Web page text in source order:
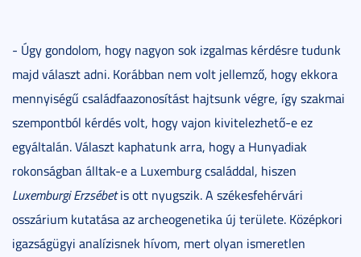
- Úgy gondolom, hogy nagyon sok izgalmas kérdésre tudunk
majd választ adni. Korábban nem volt jellemző, hogy ekkora
mennyiségű családfaazonosítást hajtsunk végre, így szakmai
szempontból kérdés volt, hogy vajon kivitelezhető-e ez
egyáltalán. Választ kaphatunk arra, hogy a Hunyadiak
rokonságban álltak-e a Luxemburg családdal, hiszen
Luxemburgi Erzsébetis ott nyugszik. A székesfehérvári
osszárium kutatása az archeogenetika új területe. Középkori
igazságügyi analízisnek hívom, mert olyan ismeretlen